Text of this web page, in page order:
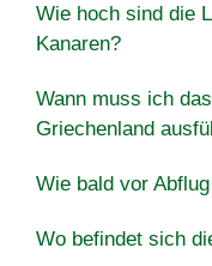
Wie hoch sind die
Kanaren?
Wann muss ich
Griechenland
Wie bald vor
Wo befindet sich